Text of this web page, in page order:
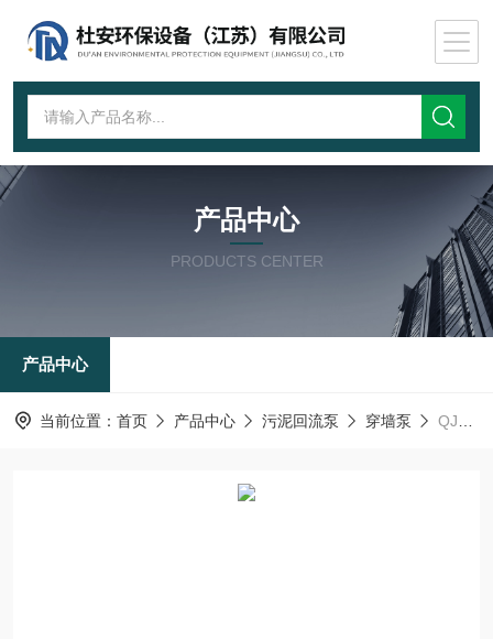
产品中心
PRODUCTS CENTER
产品中心
当前位置： 首页 产品中心 污泥回流泵 穿墙泵 QJB-W5.5穿墙泵配导流筒